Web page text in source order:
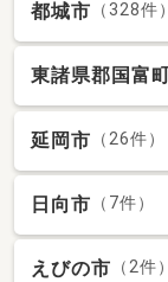
都城市 （328件）
東諸県郡国富
延岡市 （26件）
日向市 （7件）
えびの市 （2件）